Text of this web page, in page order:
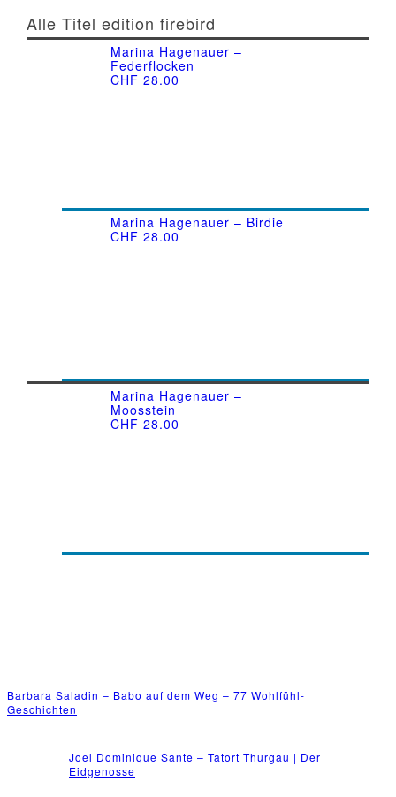
Alle Titel edition firebird
Marina Hagenauer –
Federflocken
CHF 28.00
Marina Hagenauer – Birdie
CHF 28.00
Marina Hagenauer –
Moosstein
CHF 28.00
Barbara Saladin – Babo auf dem Weg – 77 Wohlfühl-
Geschichten
Joel Dominique Sante – Tatort Thurgau | Der
Eidgenosse